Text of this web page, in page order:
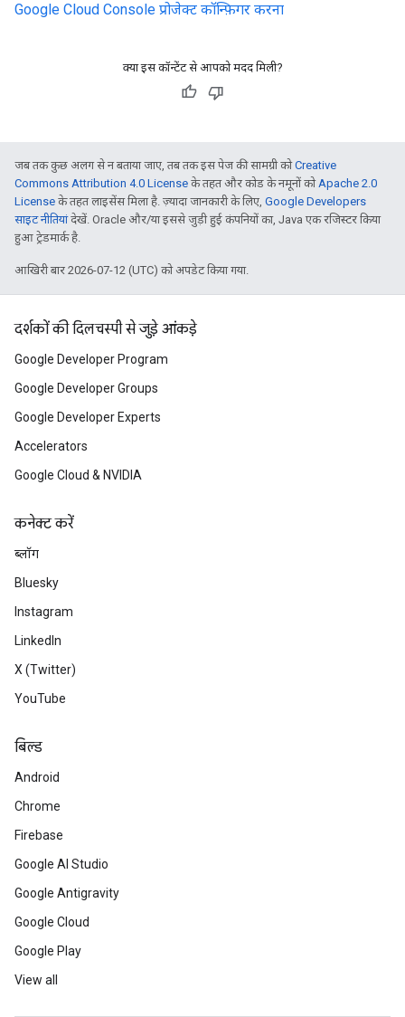
Google Cloud Console प्रोजेक्ट कॉन्फ़िगर करना
क्या इस कॉन्टेंट से आपको मदद मिली?
जब तक कुछ अलग से न बताया जाए, तब तक इस पेज की सामग्री कोCreative
Commons Attribution 4.0 License के तहत और कोड के नमूनों कोApache 2.0
License के तहत लाइसेंस मिला है. ज़्यादा जानकारी के लिए, Google Developers
साइट नीतियांदेखें. Oracle और/या इससे जुड़ी हुई कंपनियों का, Java एक रजिस्टर किया
हुआ ट्रेडमार्क है.
आखिरी बार 2026-07-12 (UTC) को अपडेट किया गया.
दर्शकों की दिलचस्पी से जुड़े आंकड़े
Google Developer Program
Google Developer Groups
Google Developer Experts
Accelerators
Google Cloud & NVIDIA
कनेक्ट करें
ब्लॉग
Bluesky
Instagram
LinkedIn
X (Twitter)
YouTube
बिल्ड
Android
Chrome
Firebase
Google AI Studio
Google Antigravity
Google Cloud
Google Play
View all